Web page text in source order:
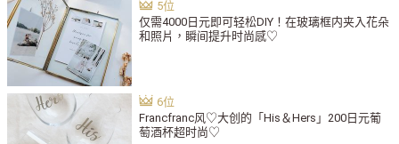
仅需4000日元即可轻松DIY！在玻璃框内夹入花朵
和照片，瞬间提升时尚感♡
Francfranc风♡大创的「His＆Hers」200日元葡
萄酒杯超时尚♡